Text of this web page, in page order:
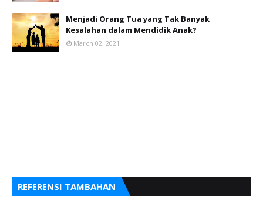
Menjadi Orang Tua yang Tak Banyak
Kesalahan dalam Mendidik Anak?
March 02, 2021
REFERENSI TAMBAHAN